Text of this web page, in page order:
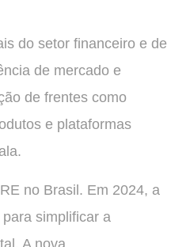
do setor financeiro e de
de mercado e
de frentes como
e plataformas
no Brasil. Em 2024, a
simplificar a
A nova